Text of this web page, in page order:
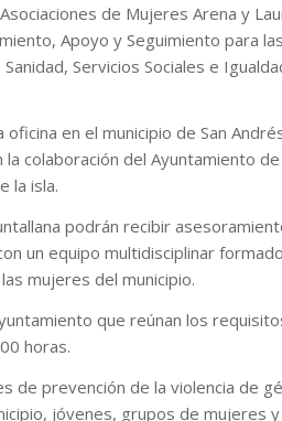
de Mujeres Arena y
Apoyo y Seguimiento para
Servicios Sociales e
en el municipio de San
colaboración del Ayuntamiento
la isla.
podrán recibir
un equipo multidisciplinar
mujeres del municipio.
que reúnan los
horas.
prevención de la violencia de
jóvenes, grupos de mujeres